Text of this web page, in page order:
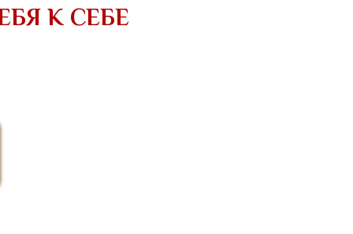
К СЕБЕ